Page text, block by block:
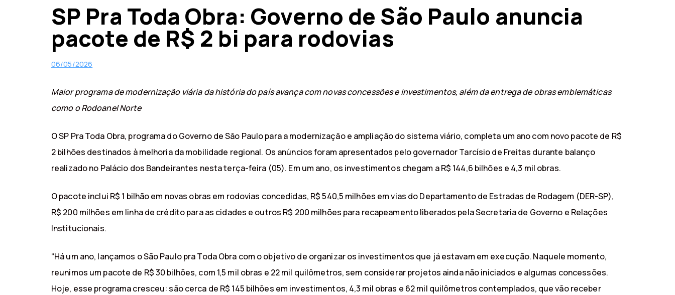
SP Pra Toda Obra: Governo de São Paulo anuncia
pacote de R$ 2 bi para rodovias
06/05/2026
Maior programa de modernização viária da história do país avança com novas concessões e investimentos, além da entrega de obras emblemáticas
como o Rodoanel Norte
O SP Pra Toda Obra, programa do Governo de São Paulo para a modernização e ampliação do sistema viário, completa um ano com novo pacote de R$
2 bilhões destinados à melhoria da mobilidade regional. Os anúncios foram apresentados pelo governador Tarcísio de Freitas durante balanço
realizado no Palácio dos Bandeirantes nesta terça-feira (05). Em um ano, os investimentos chegam a R$ 144,6 bilhões e 4,3 mil obras.
O pacote inclui R$ 1 bilhão em novas obras em rodovias concedidas, R$ 540,5 milhões em vias do Departamento de Estradas de Rodagem (DER-SP),
R$ 200 milhões em linha de crédito para as cidades e outros R$ 200 milhões para recapeamento liberados pela Secretaria de Governo e Relações
Institucionais.
“Há um ano, lançamos o São Paulo pra Toda Obra com o objetivo de organizar os investimentos que já estavam em execução. Naquele momento,
reunimos um pacote de R$ 30 bilhões, com 1,5 mil obras e 22 mil quilômetros, sem considerar projetos ainda não iniciados e algumas concessões.
Hoje, esse programa cresceu: são cerca de R$ 145 bilhões em investimentos, 4,3 mil obras e 62 mil quilômetros contemplados, que vão receber